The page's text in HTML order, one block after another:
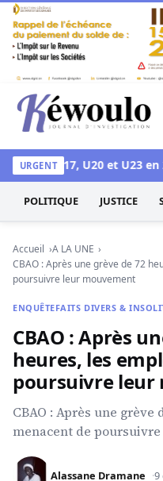
Aller au contenu
Kéwoulo, le premier
URGENT
CAN U17, U20 et U23 en
POLITIQUE JUSTICE
Accueil
A LA UNE
CBAO : Après une grève de 72
poursuivre leur mouvement
ENQUÊTEFAITS DIVERS &
CBAO : Après
heures, les
poursuivre leur
CBAO : Après une grève
menacent de
Alassane Dramane 9